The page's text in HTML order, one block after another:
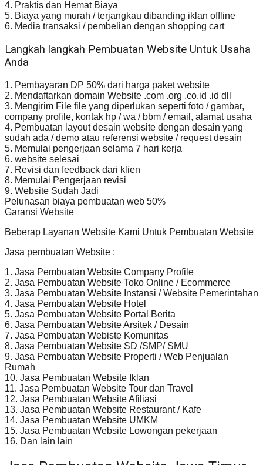
4. Praktis dan Hemat Biaya
5. Biaya yang murah / terjangkau dibanding iklan offline
6. Media transaksi / pembelian dengan shopping cart
Langkah langkah Pembuatan Website Untuk Usaha
Anda
1. Pembayaran DP 50% dari harga paket website
2. Mendaftarkan domain Website .com .org .co.id .id dll
3. Mengirim File file yang diperlukan seperti foto / gambar,
company profile, kontak hp / wa / bbm / email, alamat usaha
4. Pembuatan layout desain website dengan desain yang
sudah ada / demo atau referensi website / request desain
5. Memulai pengerjaan selama 7 hari kerja
6. website selesai
7. Revisi dan feedback dari klien
8. Memulai Pengerjaan revisi
9. Website Sudah Jadi
Pelunasan biaya pembuatan web 50%
Garansi Website
Beberap Layanan Website Kami Untuk Pembuatan Website
Jasa pembuatan Website :
1. Jasa Pembuatan Website Company Profile
2. Jasa Pembuatan Website Toko Online / Ecommerce
3. Jasa Pembuatan Website Instansi / Website Pemerintahan
4. Jasa Pembuatan Website Hotel
5. Jasa Pembuatan Website Portal Berita
6. Jasa Pembuatan Website Arsitek / Desain
7. Jasa Pembuatan Webiste Komunitas
8. Jasa Pembuatan Website SD /SMP/ SMU
9. Jasa Pembuatan Website Properti / Web Penjualan
Rumah
10. Jasa Pembuatan Website Iklan
11. Jasa Pembuatan Website Tour dan Travel
12. Jasa Pembuatan Website Afiliasi
13. Jasa Pembuatan Website Restaurant / Kafe
14. Jasa Pembuatan Website UMKM
15. Jasa Pembuatan Website Lowongan pekerjaan
16. Dan lain lain